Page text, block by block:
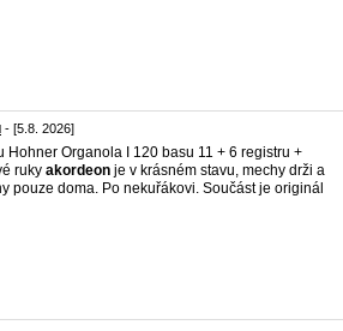
- [5.8. 2026]
Hohner Organola I 120 basu 11 + 6 registru +
ruky akordeon je v krásném stavu, mechy drži a
pouze doma. Po nekuřákovi. Součást je originál